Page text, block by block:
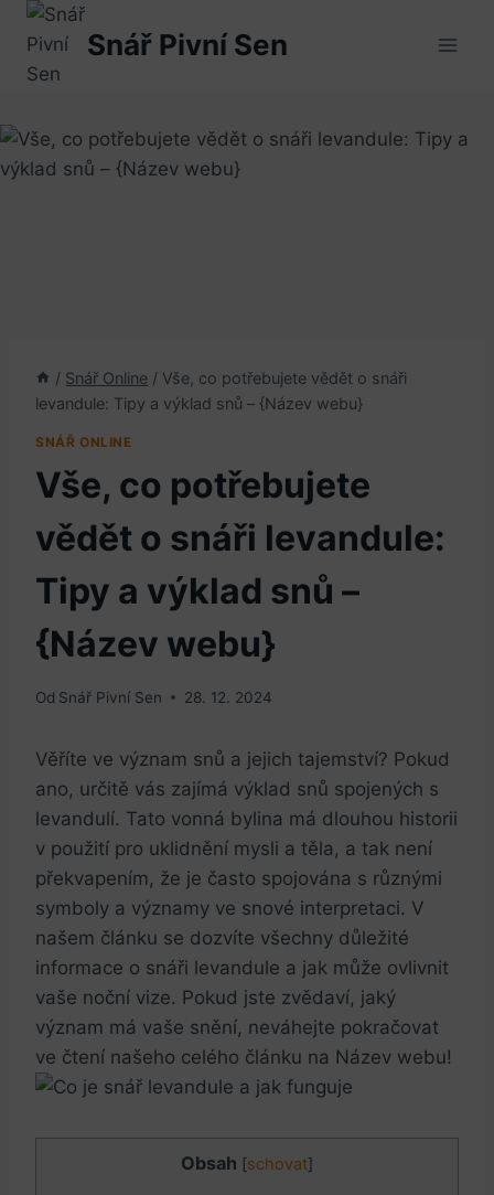
Přeskočit
obsah
Snář Pivní Sen
/ Snář Online / Vše, co potřebujete vědět o snáři
levandule: Tipy a výklad snů – {Název webu}
SNÁŘ ONLINE
Vše, co potřebujete
vědět o snáři levandule:
Tipy a výklad snů –
{Název webu}
Od Snář Pivní Sen 28. 12. 2024
Věříte ve význam snů a jejich tajemství? Pokud
ano, určitě vás zajímá výklad snů spojených s
levandulí. Tato vonná bylina má dlouhou historii
v použití pro uklidnění mysli a těla, a tak není
překvapením, že je často spojována s různými
symboly a významy ve snové interpretaci. V
našem článku se dozvíte všechny důležité
informace o snáři levandule a jak může ovlivnit
vaše noční vize. Pokud jste zvědaví, jaký
význam má vaše snění, neváhejte pokračovat
ve čtení našeho celého článku na Název webu!
Obsah [schovat]